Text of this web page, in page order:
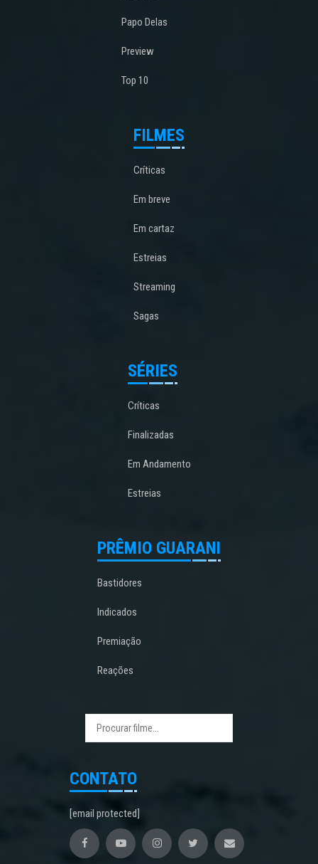
Papo Delas
Preview
Top 10
FILMES
Críticas
Em breve
Em cartaz
Estreias
Streaming
Sagas
SÉRIES
Críticas
Finalizadas
Em Andamento
Estreias
PRÊMIO GUARANI
Bastidores
Indicados
Premiação
Reações
CONTATO
[email protected]